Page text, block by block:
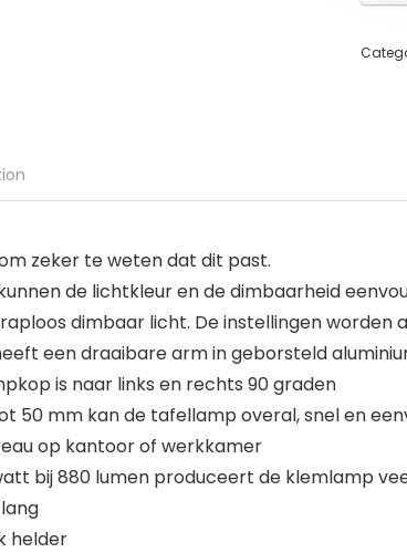
zeker te weten dat dit past.
de lichtkleur en de dimbaarheid
dimbaar licht. De instellingen worden
een draaibare arm in geborsteld
is naar links en rechts 90 graden
50 mm kan de tafellamp overal, snel en
op kantoor of werkkamer
bij 880 lumen produceert de klemlamp
helder